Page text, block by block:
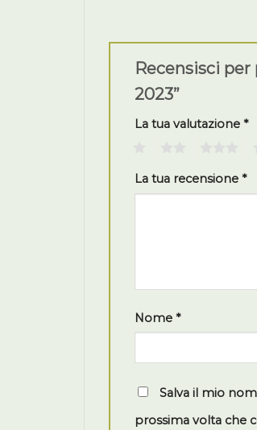
Recensisci
2023”
La tua valutazione *
La tua recensione *
Nome *
Salva il mio
prossima volta che